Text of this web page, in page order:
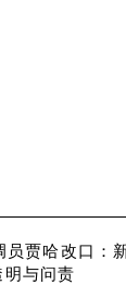
员贾哈改口：
与问责